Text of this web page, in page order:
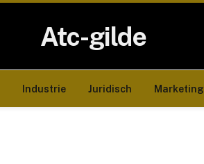
Atc-gilde
Industrie Juridisch Marketing